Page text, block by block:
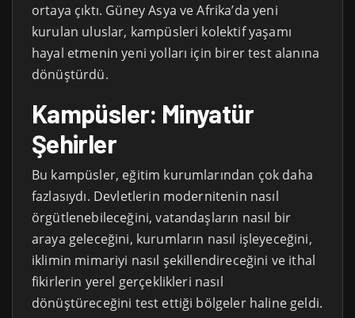
ortaya çıktı. Güney Asya ve Afrika’da yeni
kurulan uluslar, kampüsleri kolektif yaşamı
hayal etmenin yeni yolları için birer test alanına
dönüştürdü.
Kampüsler: Minyatür
Şehirler
Bu kampüsler, eğitim kurumlarından çok daha
fazlasıydı. Devletlerin modernitenin nasıl
örgütlenebileceğini, vatandaşların nasıl bir
araya geleceğini, kurumların nasıl işleyeceğini,
iklimin mimariyi nasıl şekillendireceğini ve ithal
fikirlerin yerel gerçeklikleri nasıl
dönüştüreceğini test ettiği bölgeler haline geldi.